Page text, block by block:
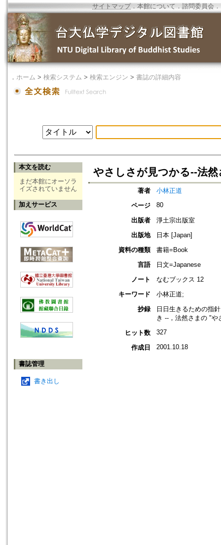
サイトマップ．本館について ． 諮問委員会 ．
． ホーム > 検索システム > 検索エンジン > 書誌の詳細内容
本文を読む
まだ本館にオーソラ
イズされていません
加えサービス
書誌管理
書き出し
やさしさが見つかる--法
著者
小林正道
ページ
80
出版者
淨土宗出版室
出版地
日本 [Japan]
資料の種類
書籍=Book
言語
日文=Japanese
ノート
なむブックス 12
キーワード
小林正道;
抄録
日日生きるための指
き --，法然さまの "
ヒット数
327
作成日 2001.10.18